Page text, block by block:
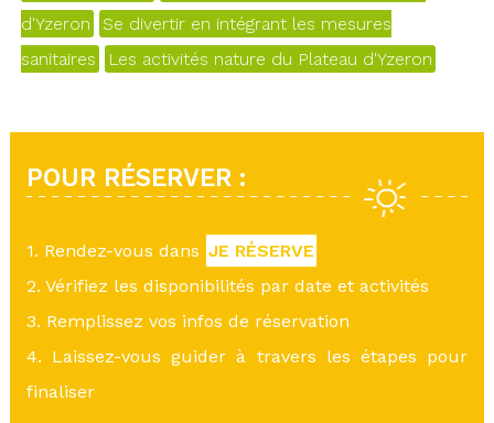
d'Yzeron
Se divertir en intégrant les mesures
sanitaires
Les activités nature du Plateau d'Yzeron
POUR RÉSERVER :
1. Rendez-vous dans JE RÉSERVE
2. Vérifiez les disponibilités par date et activités
3. Remplissez vos infos de réservation
4. Laissez-vous guider à travers les étapes pour
finaliser